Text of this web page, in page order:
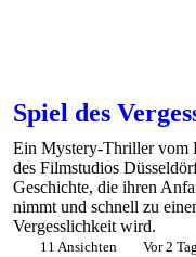
Spiel des
Ein Mystery-Thriller vom
des Filmstudios
Geschichte, die ihren
nimmt und schnell zu
Vergesslichkeit wird.
11 Ansichten Vor 2